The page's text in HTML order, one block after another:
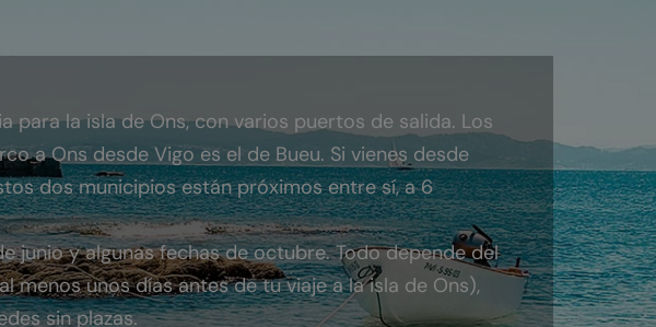
la isla de Ons, con varios puertos de salida. Los
a Ons desde Vigo es el de Bueu. Si vienes desde
dos municipios están próximos entre sí, a 6
junio y algunas fechas de octubre. Todo depende del
menos unos días antes de tu viaje a la isla de Ons),
sin plazas.